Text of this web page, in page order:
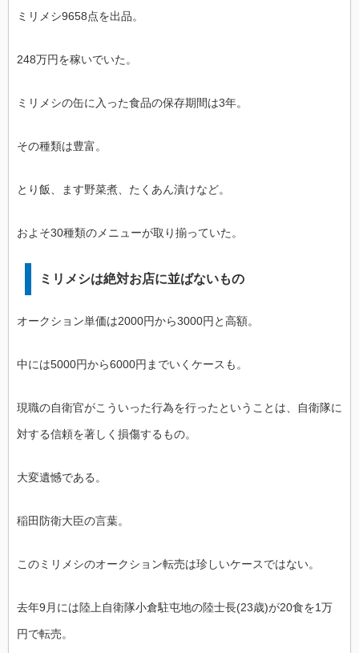
ミリメシ9658点を出品。
248万円を稼いでいた。
ミリメシの缶に入った食品の保存期間は3年。
その種類は豊富。
とり飯、ます野菜煮、たくあん漬けなど。
およそ30種類のメニューが取り揃っていた。
ミリメシは絶対お店に並ばないもの
オークション単価は2000円から3000円と高額。
中には5000円から6000円までいくケースも。
現職の自衛官がこういった行為を行ったということは、自衛隊に
対する信頼を著しく損傷するもの。
大変遺憾である。
稲田防衛大臣の言葉。
このミリメシのオークション転売は珍しいケースではない。
去年9月には陸上自衛隊小倉駐屯地の陸士長(23歳)が20食を1万
円で転売。